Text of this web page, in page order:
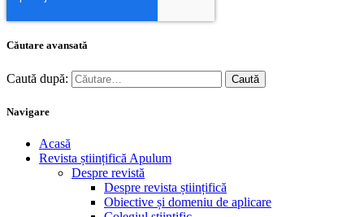
Căutare avansată
Caută după:
Navigare
Acasă
Revista științifică Apulum
Despre revistă
Despre revista științifică
Obiective și domeniu de aplicare